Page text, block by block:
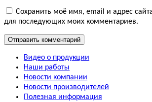
Сохранить моё имя, email и адрес
для последующих моих комментариев.
Видео о продукции
Наши работы
Новости компании
Новости производителей
Полезная информация